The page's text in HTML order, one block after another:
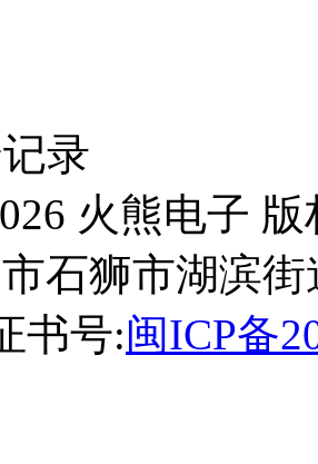
录
火熊电子
石狮市湖滨
书号:闽ICP备